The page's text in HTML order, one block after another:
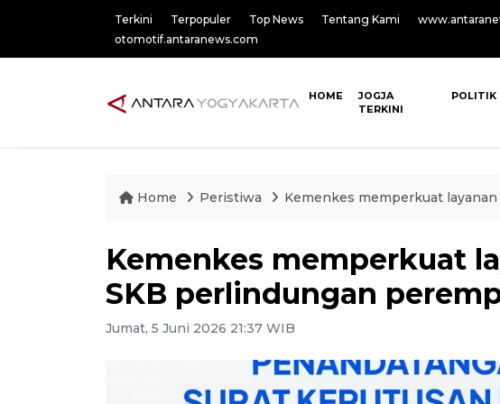
Terkini Terpopuler Top News Tentang Kami
otomotif.antaranews.com
HOME
JOGJA
TERKINI
POLITIK
Home Peristiwa Kemenkes memperkuat
Kemenkes memperkuat
SKB perlindungan
Jumat, 5 Juni 2026 21:37 WIB